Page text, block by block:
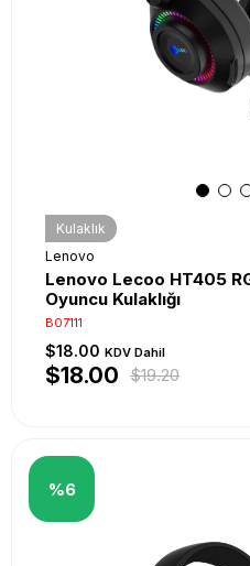
Kulaklık
Lenovo
Lenovo Lecoo HT405
Oyuncu Kulaklığı
B07111
$18.00 KDV Dahil
$18.00 $19.20
%6